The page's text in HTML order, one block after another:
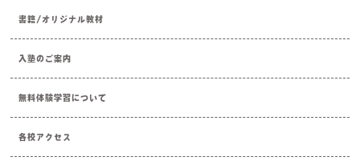
書籍/オリジナル教材
入塾のご案内
無料体験学習について
各校アクセス